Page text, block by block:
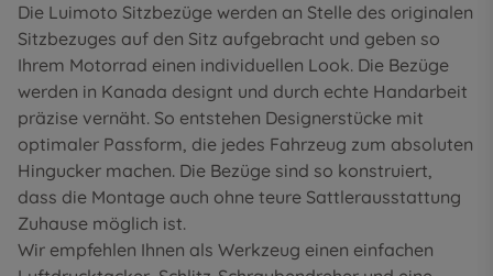
Die Luimoto Sitzbezüge werden an Stelle des originalen
Sitzbezuges auf den Sitz aufgebracht und geben so
Ihrem Motorrad einen individuellen Look. Die Bezüge
werden in Kanada designt und durch echte Handarbeit
präzise vernäht. So entstehen Designerstücke mit
optimaler Passform, die jedes Fahrzeug zum absoluten
Hingucker machen. Die Bezüge sind so konstruiert,
dass die Montage auch ohne teure Sattlerausstattung
Zuhause möglich ist.
Wir empfehlen Ihnen als Werkzeug einen einfachen